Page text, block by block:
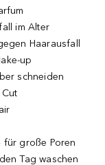
im Alter
Haarausfall
up
schneiden
für große Poren
Tag waschen